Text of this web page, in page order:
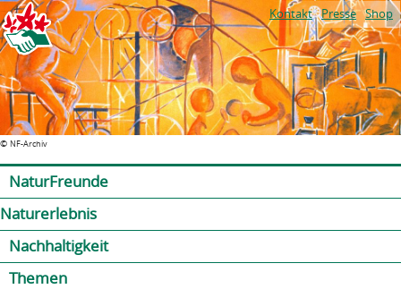
Jump to navigation
© NF-Archiv
Kontakt Presse Shop
NaturFreunde
Naturerlebnis
Nachhaltigkeit
Themen